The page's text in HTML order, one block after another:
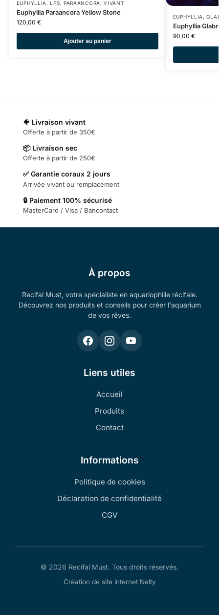
EUPHYLLIA ,LPS, PARAANCORA ,VIVANT
Euphyllia Paraancora Yellow Stone
120,00 €
Ajouter au panier
EUPHYLLIA ,
Euphyllia
90,00 €
🐠 Livraison vivant
Offerte à partir de 350€
📦 Livraison sec
Offerte à partir de 250€
✅ Garantie coraux 2 jours
Arrivée vivant ou remplacement
🔒 Paiement 100% sécurisé
MasterCard / Visa / Bancontact
À propos
Recifal Must, votre spécialiste en aquariophilie récifale.
Découvrez nos produits et conseils pour créer l'aquarium
de vos rêves.
Liens utiles
Accueil
Produits
Contact
Informations
Politique de cookies
Déclaration de confidentialité
CGV
© 2026 Recifal Must. Tous droits réservés.
Création de site internet Nelty